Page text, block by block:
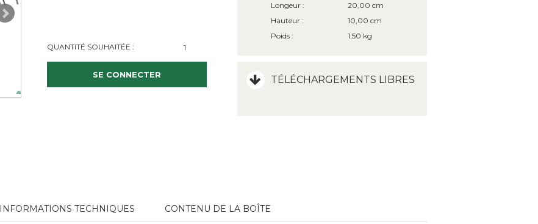
QUANTITÉ SOUHAITÉE :
SE CONNECTER
Longeur :
20,00 cm
Hauteur :
10,00 cm
Poids :
1,50 kg
TÉLÉCHARGEMENTS LIBRES
INFORMATIONS TECHNIQUES CONTENU DE LA BOÎTE